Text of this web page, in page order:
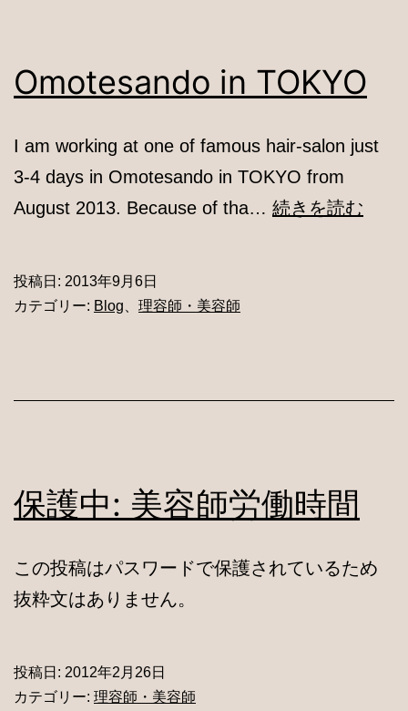
Omotesando in TOKYO
I am working at one of famous hair-salon just
3-4 days in Omotesando in TOKYO from
August 2013. Because of tha… 続きを読む
投稿日: 2013年9月6日
カテゴリー: Blog 理容師・美容師
保護中: 美容師労働時間
この投稿はパスワードで保護されているため
抜粋文はありません。
投稿日: 2012年2月26日
カテゴリー: 理容師・美容師